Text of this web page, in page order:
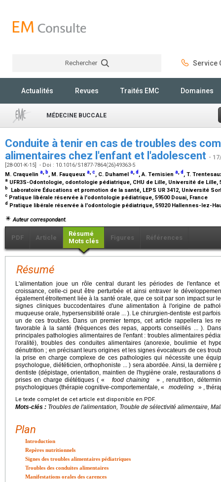
Rechercher Service
Actualités Revues Traités EMC Domaines
MÉDECINE BUCCALE
Conduite à tenir en cas de troubles des
alimentaires chez l'enfant et l'adolescent -
[28-001-K-15] - Doi : 10.1016/S1877-7864(26)49363-5
M. Craquelin a, b, M. Fauqueux a,c, C. Duhamel a,d , A. Ternisien a,d , T.
a UFR3S-Odontologie, odontologie pédiatrique, CHU de Lille, Université de Lille,
b Laboratoire Éducations et promotion de la santé, LEPS UR 3412, Université
c Pratique libérale réservée à l'odontologie pédiatrique, 59500 Douai, France
d Pratique libérale réservée à l'odontologie pédiatrique, 59320 Hallennes-lez-
Auteur correspondant.
PDF Article
Résumé
Mots clés
Figures Références
Résumé
L'alimentation joue un rôle central durant les périodes de l'enfance
croissance, celle-ci peut être perturbée et ainsi entraver le
également étroitement liée à la santé orale, que ce soit par son impact sur
signes cliniques buccodentaires d'une alimentation à l'origine de
muqueuse orale, hypersensibilité orale ... ). Le chirurgien-dentiste est
un de ces troubles. Dans un premier temps, cet article rappellera les
favorable à la santé (fréquences des repas, apports conseillés ... ).
principales pathologies alimentaires de l'enfant : troubles alimentaires
l'oralité), troubles des conduites alimentaires (anorexie, boulimie et
dénutrition ; en précisant leurs origines et les signes évocateurs de ces
la prise en charge complexe de ces pathologies qui nécessite une
psychologue, diététicien, orthophoniste ... ) sera abordée. Ainsi, la
dentiste (dépistage, orientation, maintien de l'hygiène orale, restaurations
prises en charge diététiques ( « food chaining» , renutrition,
psychologiques (thérapie cognitive-comportementale, « modeling » ,
Le texte complet de cet article est disponible en PDF.
Mots-clés : Troubles de l'alimentation, Trouble de sélectivité alimentaire,
Plan
Introduction
Repères nutritionnels
Signes des troubles alimentaires pédiatriques
Troubles des conduites alimentaires
Manifestations orales des carences